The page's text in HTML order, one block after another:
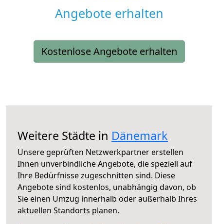
Angebote erhalten
Kostenlose Angebote erhalten
Weitere Städte in Dänemark
Unsere geprüften Netzwerkpartner erstellen
Ihnen unverbindliche Angebote, die speziell auf
Ihre Bedürfnisse zugeschnitten sind. Diese
Angebote sind kostenlos, unabhängig davon, ob
Sie einen Umzug innerhalb oder außerhalb Ihres
aktuellen Standorts planen.